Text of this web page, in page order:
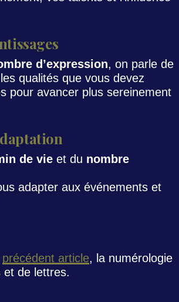
d’expression, on parle de
qualités que vous devez
pour avancer plus sereinement
de vie et du nombre
adapter aux événements et
précédent article, la numérologie
et de lettres.